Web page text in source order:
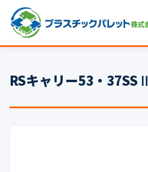
パレットサイズ
プラパレット
RSキャリー53・37SSⅡ